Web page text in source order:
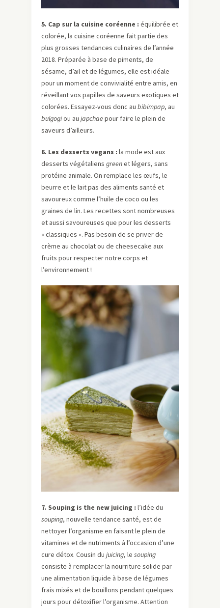
5. Cap sur la cuisine coréenne : équilibrée et
colorée, la cuisine coréenne fait partie des
plus grosses tendances culinaires de l’année
2018. Préparée à base de piments, de
sésame, d’ail et de légumes, elle est idéale
pour un moment de convivialité entre amis, en
réveillant vos papilles de saveurs exotiques et
colorées. Essayez-vous donc au bibimpap, au
bulgogiou au japchaepour faire le plein de
saveurs d’ailleurs.
6. Les desserts vegans : la mode est aux
desserts végétaliens greenet légers, sans
protéine animale. On remplace les œufs, le
beurre et le lait pas des aliments santé et
savoureux comme l’huile de coco ou les
graines de lin. Les recettes sont nombreuses
et aussi savoureuses que pour les desserts
« classiques ». Pas besoin de se priver de
crème au chocolat ou de cheesecake aux
fruits pour respecter notre corps et
l’environnement !
7. Souping is the new juicing : l’idée du
souping, nouvelle tendance santé, est de
nettoyer l’organisme en faisant le plein de
vitamines et de nutriments à l’occasion d’une
cure détox. Cousin du juicing, le souping
consiste à remplacer la nourriture solide par
une alimentation liquide à base de légumes
frais mixés et de bouillons pendant quelques
jours pour détoxifier l’organisme. Attention